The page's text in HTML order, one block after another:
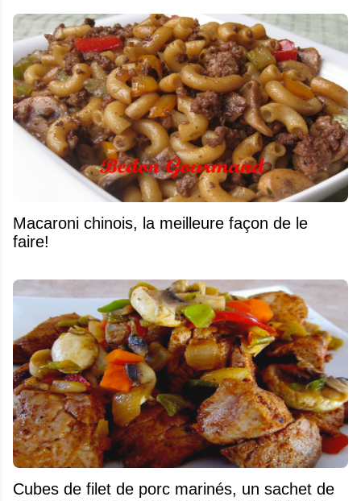
Macaroni chinois, la meilleure façon de le
faire!
Cubes de filet de porc marinés, un sachet de